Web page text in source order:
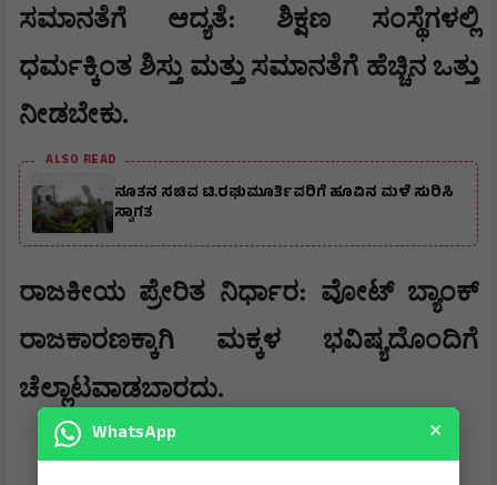
ಸಮಾನತೆಗೆ ಆದ್ಯತೆ: ಶಿಕ್ಷಣ ಸಂಸ್ಥೆಗಳಲ್ಲಿ
ಧರ್ಮಕ್ಕಿಂತ ಶಿಸ್ತು ಮತ್ತು ಸಮಾನತೆಗೆ ಹೆಚ್ಚಿನ ಒತ್ತು
ನೀಡಬೇಕು.
ALSO READ
ನೂತನ ಸಚಿವ ಟಿ.ರಘುಮೂರ್ತಿವರಿಗೆ ಹೂವಿನ ಮಳೆ ಸುರಿಸಿ
ಸ್ವಾಗತ
​ರಾಜಕೀಯ ಪ್ರೇರಿತ ನಿರ್ಧಾರ: ವೋಟ್ ಬ್ಯಾಂಕ್
ರಾಜಕಾರಣಕ್ಕಾಗಿ ಮಕ್ಕಳ ಭವಿಷ್ಯದೊಂದಿಗೆ
ಚೆಲ್ಲಾಟವಾಡಬಾರದು.
WhatsApp ×